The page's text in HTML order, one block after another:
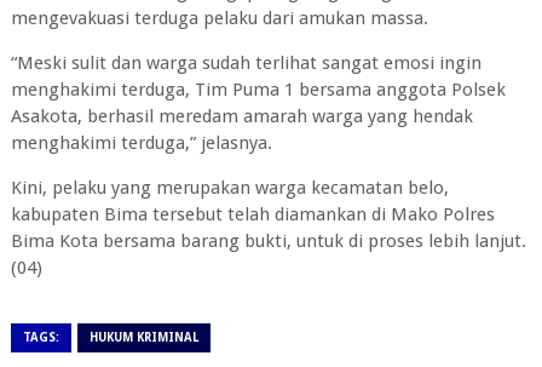
mengevakuasi terduga pelaku dari amukan massa.
“Meski sulit dan warga sudah terlihat sangat emosi ingin
menghakimi terduga, Tim Puma 1 bersama anggota Polsek
Asakota, berhasil meredam amarah warga yang hendak
menghakimi terduga,” jelasnya.
Kini, pelaku yang merupakan warga kecamatan belo,
kabupaten Bima tersebut telah diamankan di Mako Polres
Bima Kota bersama barang bukti, untuk di proses lebih lanjut.
(04)
TAGS: HUKUM KRIMINAL